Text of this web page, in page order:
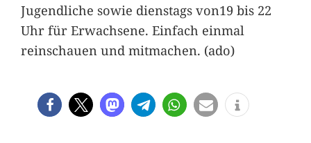
Jugendliche sowie dienstags von19 bis 22
Uhr für Erwachsene. Einfach einmal
reinschauen und mitmachen. (ado)